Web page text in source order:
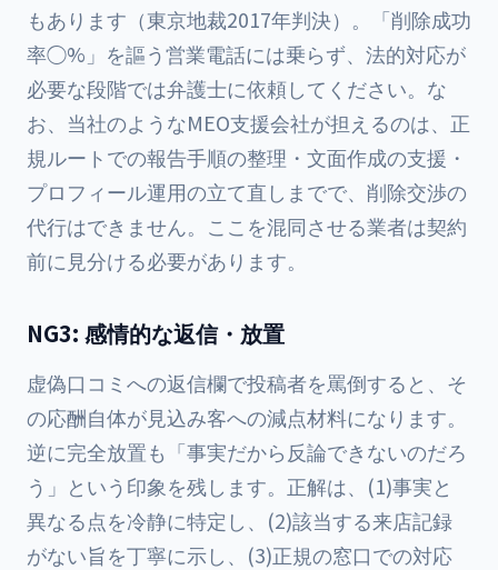
もあります（東京地裁2017年判決）。「削除成功
率◯%」を謳う営業電話には乗らず、法的対応が
必要な段階では弁護士に依頼してください。な
お、当社のようなMEO支援会社が担えるのは、正
規ルートでの報告手順の整理・文面作成の支援・
プロフィール運用の立て直しまでで、削除交渉の
代行はできません。ここを混同させる業者は契約
前に見分ける必要があります。
NG3: 感情的な返信・放置
虚偽口コミへの返信欄で投稿者を罵倒すると、そ
の応酬自体が見込み客への減点材料になります。
逆に完全放置も「事実だから反論できないのだろ
う」という印象を残します。正解は、(1)事実と
異なる点を冷静に特定し、(2)該当する来店記録
がない旨を丁寧に示し、(3)正規の窓口での対応